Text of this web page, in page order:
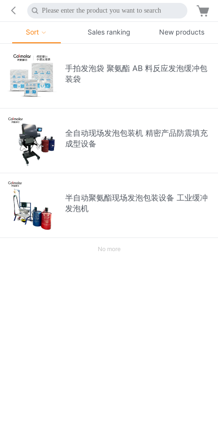
Sort Sales ranking New products
手拍发泡袋 聚氨酯 AB 料反应发泡缓冲包
装袋
全自动现场发泡包装机 精密产品防震填充
成型设备
半自动聚氨酯现场发泡包装设备 工业缓冲
发泡机
No more